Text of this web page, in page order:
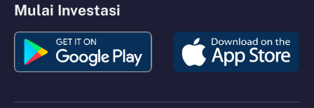
Mulai Investasi